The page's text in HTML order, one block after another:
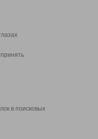
в поисковых